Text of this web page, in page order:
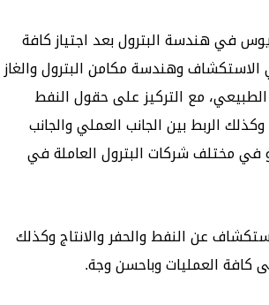
في هندسة البترول بعد اجتياز كافة
وهندسة مكامن البترول والغاز
مع التركيز على حقول النفط
الربط بين الجانب العملي والجانب
في مختلف شركات البترول العاملة في
عن النفط والحفر والانتاج وكذلك
كافة العمليات وباحسن وجة.